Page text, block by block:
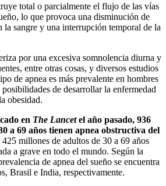
total o parcialmente el flujo de las vías
lo que provoca una disminución de
la sangre y una interrupción temporal de la
por una excesiva somnolencia diurna y
entre otras cosas, y diversos estudios
de apnea es más prevalente en hombres
de desarrollar la enfermedad
obesidad.
en The Lancetel año pasado, 936
a 69 años tienen apnea obstructiva del
425 millones de adultos de 30 a 69 años
a grave en todo el mundo. Según la
de apnea del sueño se encuentra
Brasil e India, respectivamente.